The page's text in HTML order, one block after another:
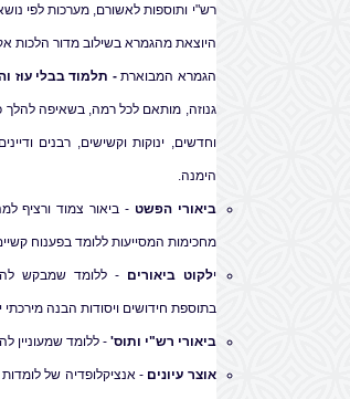
רש"י ותוספות לאשורם, מערכות לפי
היוצאת מהגמרא בשילוב מדור הלכות
הגמרא המבוארת- תלמוד בבלי עוז
גנוזה, מותאם לכל רמה, בשאיפה להלך
וחדשים, ינוקות וקשישים, רבנים
הימנה.
ביאורי הפשט- ביאור צמוד ורציף
מחכימות המסייעות ללומד בפענוח
ילקוט ביאורים - ללומד שמבקש
בתוספת חידושים ויסודות הבנה
ביאורי רש"י ותוס' - ללומד שמעוניין
אוצר עיונים - אנציקלופדיה של